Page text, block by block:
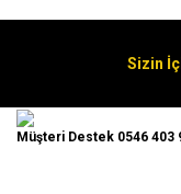
Sizin
Müşteri Destek 0546 403